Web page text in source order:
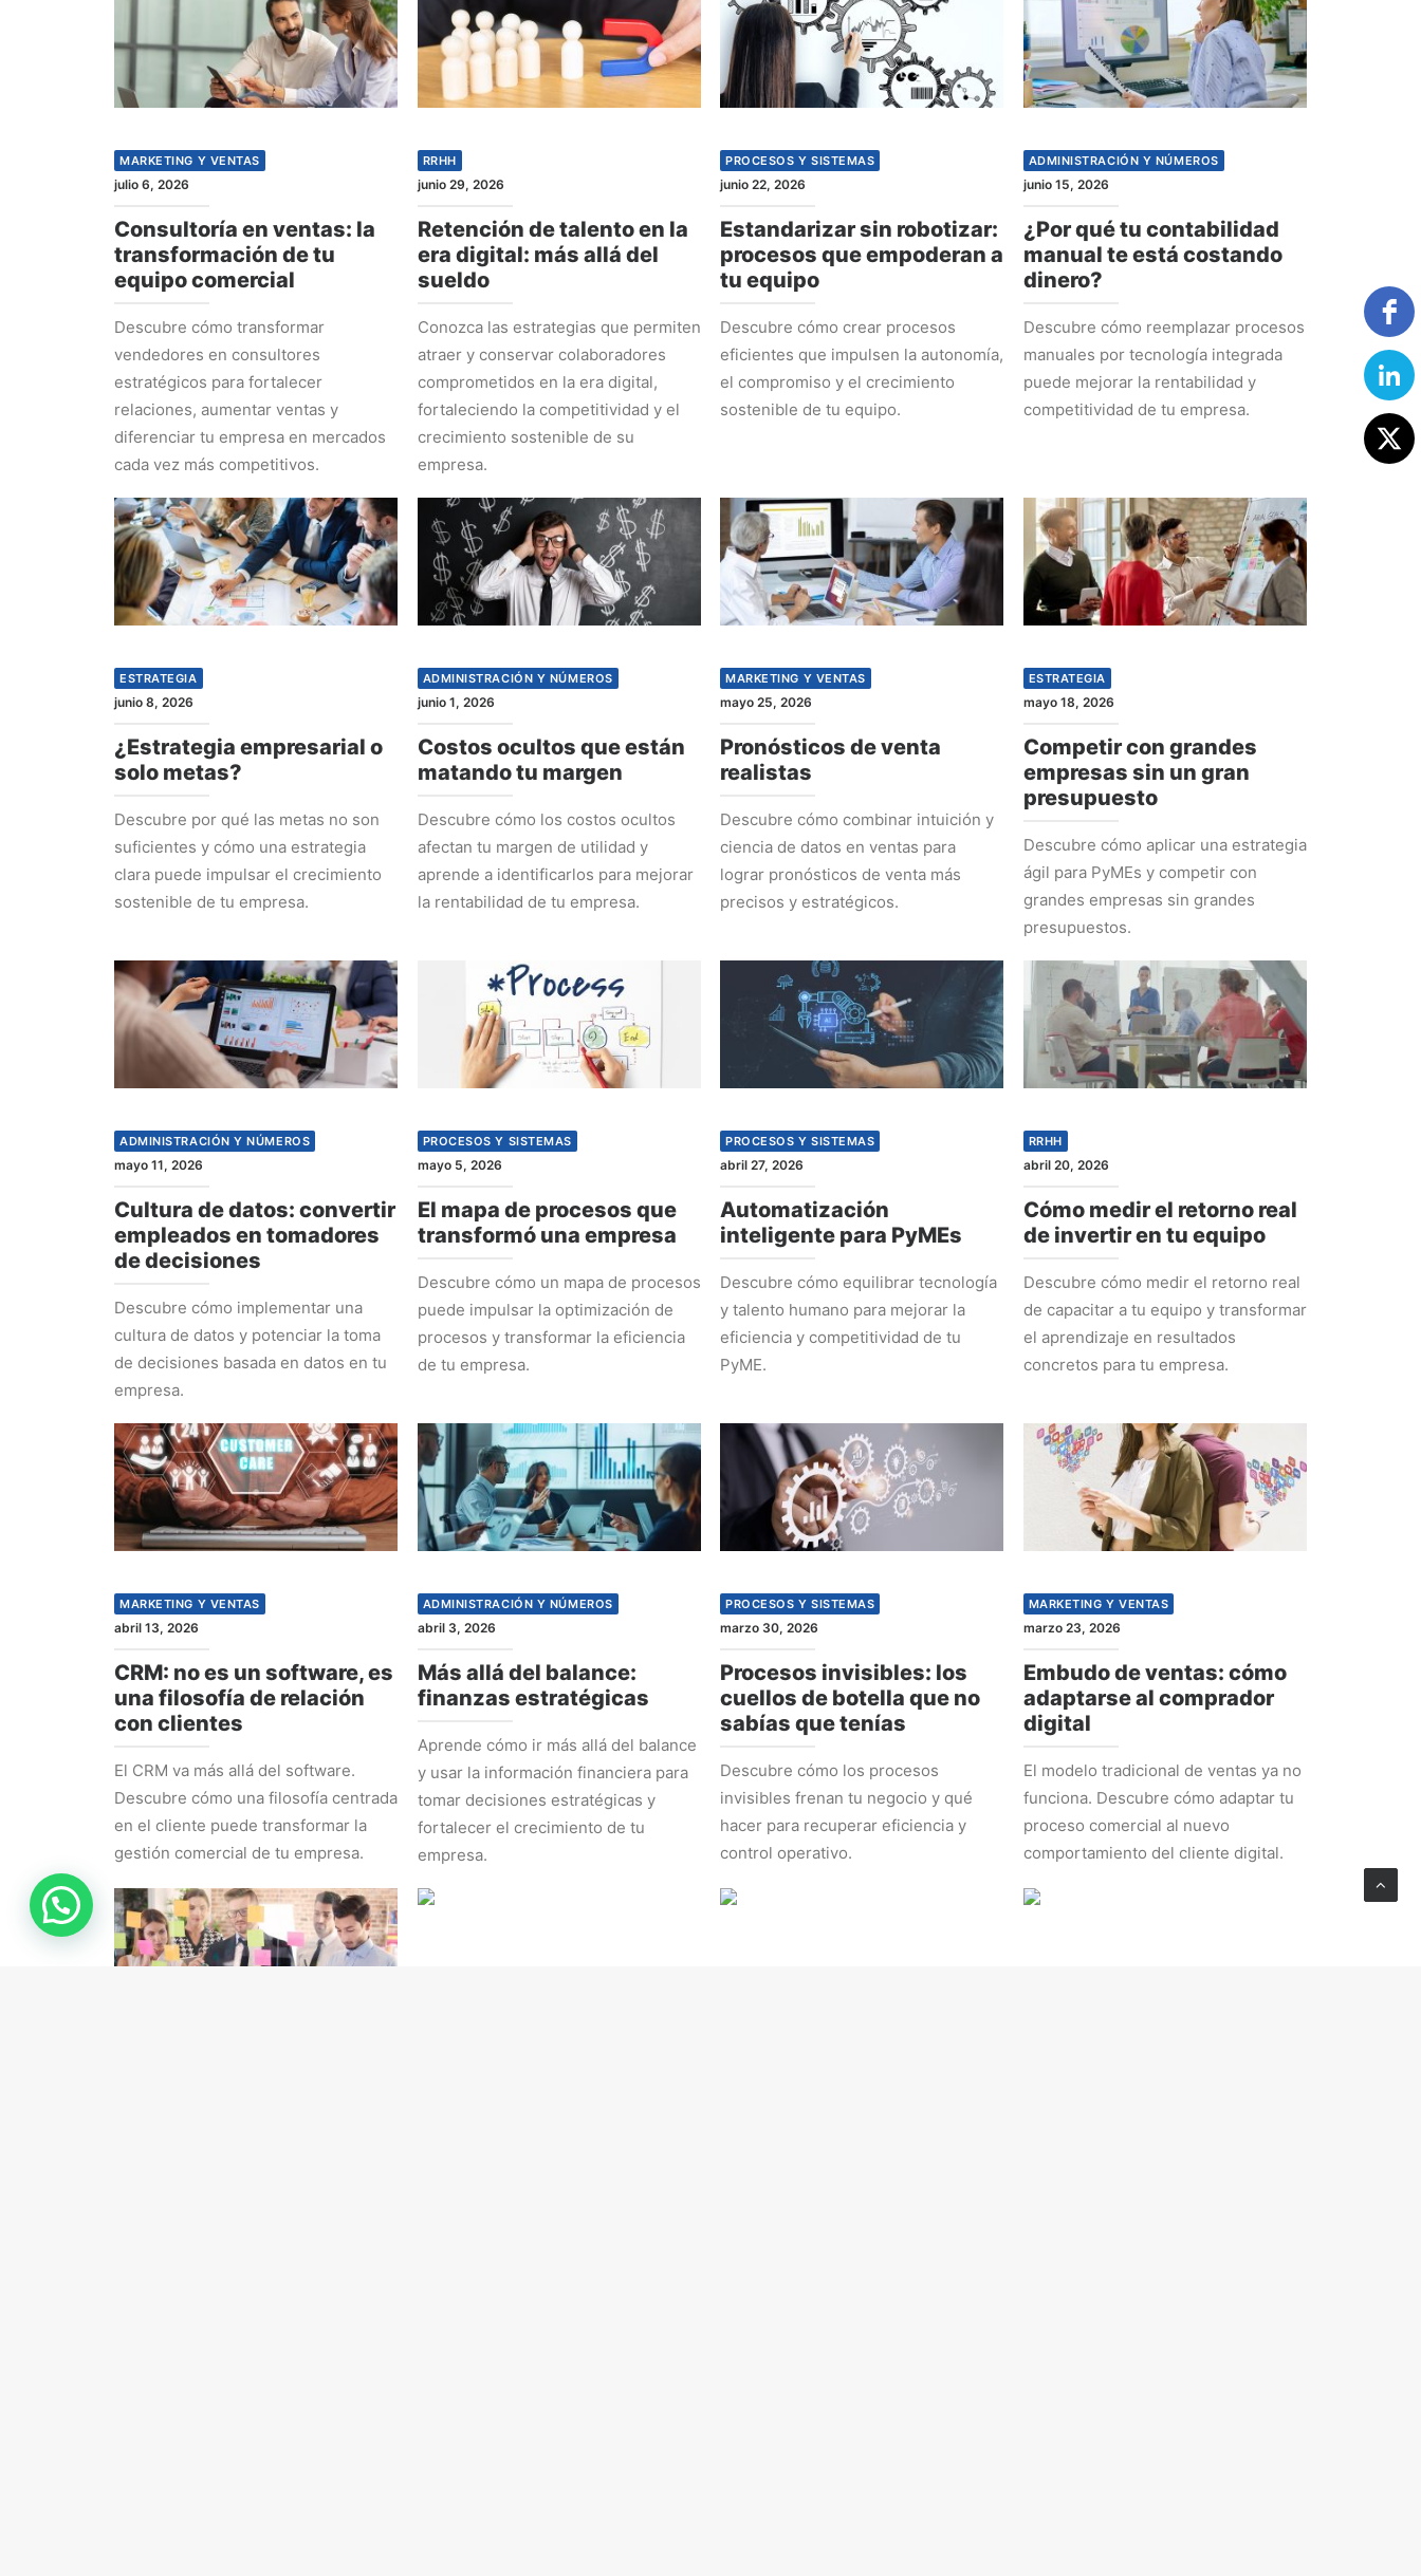
MARKETING Y VENTAS
julio 6, 2026
Consultoría en ventas: la
transformación de tu
equipo comercial
Descubre cómo transformar
vendedores en consultores
estratégicos para fortalecer
relaciones, aumentar ventas y
diferenciar tu empresa en mercados
cada vez más competitivos.
RRHH
junio 29, 2026
Retención de talento en la
era digital: más allá del
sueldo
Conozca las estrategias que permiten
atraer y conservar colaboradores
comprometidos en la era digital,
fortaleciendo la competitividad y el
crecimiento sostenible de su
empresa.
PROCESOS Y SISTEMAS
junio 22, 2026
Estandarizar sin robotizar:
procesos que empoderan a
tu equipo
Descubre cómo crear procesos
eficientes que impulsen la autonomía,
el compromiso y el crecimiento
sostenible de tu equipo.
ADMINISTRACIÓN Y NÚMEROS
junio 15, 2026
¿Por qué tu contabilidad
manual te está costando
dinero?
Descubre cómo reemplazar procesos
manuales por tecnología integrada
puede mejorar la rentabilidad y
competitividad de tu empresa.
ESTRATEGIA
junio 8, 2026
¿Estrategia empresarial o
solo metas?
Descubre por qué las metas no son
suficientes y cómo una estrategia
clara puede impulsar el crecimiento
sostenible de tu empresa.
ADMINISTRACIÓN Y NÚMEROS
junio 1, 2026
Costos ocultos que están
matando tu margen
Descubre cómo los costos ocultos
afectan tu margen de utilidad y
aprende a identificarlos para mejorar
la rentabilidad de tu empresa.
MARKETING Y VENTAS
mayo 25, 2026
Pronósticos de venta
realistas
Descubre cómo combinar intuición y
ciencia de datos en ventas para
lograr pronósticos de venta más
precisos y estratégicos.
ESTRATEGIA
mayo 18, 2026
Competir con grandes
empresas sin un gran
presupuesto
Descubre cómo aplicar una estrategia
ágil para PyMEs y competir con
grandes empresas sin grandes
presupuestos.
ADMINISTRACIÓN Y NÚMEROS
mayo 11, 2026
Cultura de datos: convertir
empleados en tomadores
de decisiones
Descubre cómo implementar una
cultura de datos y potenciar la toma
de decisiones basada en datos en tu
empresa.
PROCESOS Y SISTEMAS
mayo 5, 2026
El mapa de procesos que
transformó una empresa
Descubre cómo un mapa de procesos
puede impulsar la optimización de
procesos y transformar la eficiencia
de tu empresa.
PROCESOS Y SISTEMAS
abril 27, 2026
Automatización
inteligente para PyMEs
Descubre cómo equilibrar tecnología
y talento humano para mejorar la
eficiencia y competitividad de tu
PyME.
RRHH
abril 20, 2026
Cómo medir el retorno real
de invertir en tu equipo
Descubre cómo medir el retorno real
de capacitar a tu equipo y transformar
el aprendizaje en resultados
concretos para tu empresa.
MARKETING Y VENTAS
abril 13, 2026
CRM: no es un software, es
una filosofía de relación
con clientes
El CRM va más allá del software.
Descubre cómo una filosofía centrada
en el cliente puede transformar la
gestión comercial de tu empresa.
ADMINISTRACIÓN Y NÚMEROS
abril 3, 2026
Más allá del balance:
finanzas estratégicas
Aprende cómo ir más allá del balance
y usar la información financiera para
tomar decisiones estratégicas y
fortalecer el crecimiento de tu
empresa.
PROCESOS Y SISTEMAS
marzo 30, 2026
Procesos invisibles: los
cuellos de botella que no
sabías que tenías
Descubre cómo los procesos
invisibles frenan tu negocio y qué
hacer para recuperar eficiencia y
control operativo.
MARKETING Y VENTAS
marzo 23, 2026
Embudo de ventas: cómo
adaptarse al comprador
digital
El modelo tradicional de ventas ya no
funciona. Descubre cómo adaptar tu
proceso comercial al nuevo
comportamiento del cliente digital.